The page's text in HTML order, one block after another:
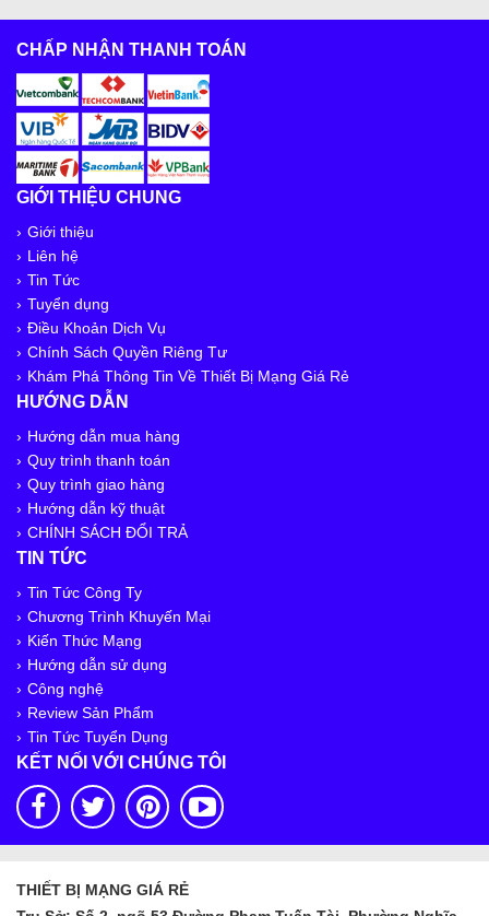
CHẤP NHẬN THANH TOÁN
GIỚI THIỆU CHUNG
Giới thiệu
Liên hệ
Tin Tức
Tuyển dụng
Điều Khoản Dịch Vụ
Chính Sách Quyền Riêng Tư
Khám Phá Thông Tin Về Thiết Bị Mạng Giá Rẻ
HƯỚNG DẪN
Hướng dẫn mua hàng
Quy trình thanh toán
Quy trình giao hàng
Hướng dẫn kỹ thuật
CHÍNH SÁCH ĐỔI TRẢ
TIN TỨC
Tin Tức Công Ty
Chương Trình Khuyến Mại
Kiến Thức Mạng
Hướng dẫn sử dụng
Công nghệ
Review Sản Phẩm
Tin Tức Tuyển Dụng
KẾT NỐI VỚI CHÚNG TÔI
THIẾT BỊ MẠNG GIÁ RẺ